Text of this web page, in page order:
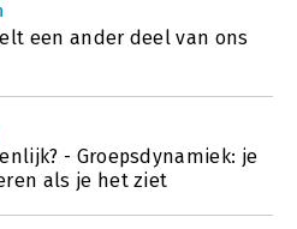
een ander deel van ons
- Groepsdynamiek: je
als je het ziet